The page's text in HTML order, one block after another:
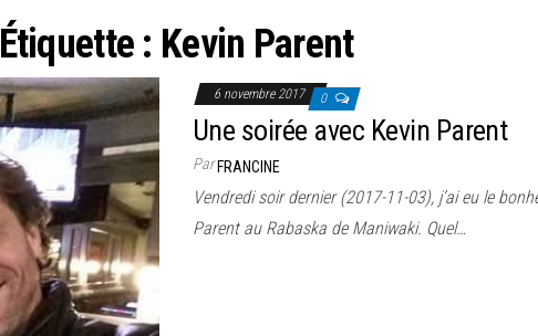
Étiquette : Kevin Parent
6 novembre 2017 0
Une soirée avec Kevin Parent
ParFRANCINE
Vendredi soir dernier (2017-11-03), j’ai eu le
Parent au Rabaska de Maniwaki. Quel…